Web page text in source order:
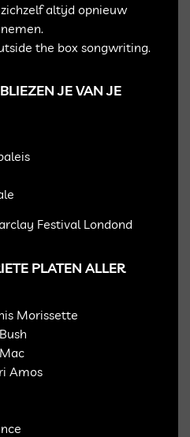
altijd opnieuw
the box songwriting.
JE VAN JE
Festival Londond
PLATEN ALLER
Morissette
Amos